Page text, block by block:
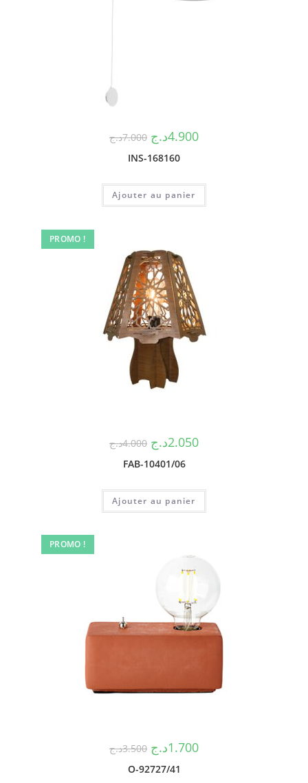
7.000د.ج 4.900د.ج
INS-168160
Ajouter au panier
PROMO !
4.000د.ج 2.050د.ج
FAB-10401/06
Ajouter au panier
PROMO !
3.500د.ج 1.700د.ج
O-92727/41